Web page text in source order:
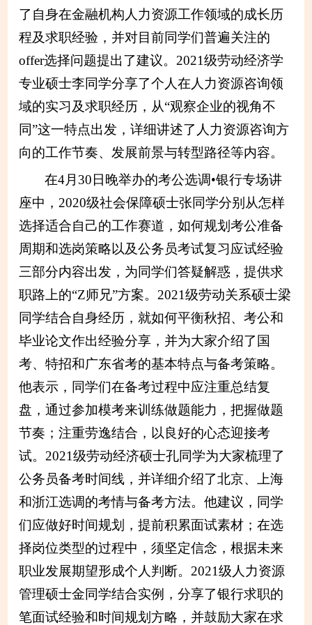
了自身在金融机构人力资源工作领域的成长历
程及求职经验，并对目前同学们普遍关注的
offer选择问题提出了建议。2021级劳动经济学
专业硕士李同学分享了个人在人力资源咨询领
域的实习及求职经历，从“观察企业的视角不
同”这一特点出发，详细讲述了人力资源咨询方
向的工作节奏、发展前景与转型路径等内容。
在4月30日晚举办的考公选调•银行专场讲
座中，2020级社会保障硕士张同学分别从怎样
选择适合自己的工作赛道，如何规划考公准备
周期和选岗策略以及公务员考试复习应试经验
三部分内容出发，为同学们答疑解惑，提供求
职路上的“Z师兄”方案。2021级劳动关系硕士梁
同学结合自身经历，就如何平衡秋招、考公和
毕业论文作出经验分享，并为大家介绍了国
考、特招和广东省考的基本特点与备考策略。
他表示，同学们在备考过程中应注重总结复
盘，通过参加模考来训练做题能力，把握做题
节奏；注重劳逸结合，以良好的心态迎接考
试。2021级劳动经济硕士孔同学为大家梳理了
公务员备考时间线，并详细介绍了北京、上海
和浙江选调的考情与备考方法。他建议，同学
们应做好时间规划，提前积累面试素材；在选
择岗位类型的过程中，须坚定信念，根据未来
职业发展期望形成个人判断。2021级人力资源
管理硕士金同学结合实例，分享了银行求职的
笔面试经验和时间规划方略，并鼓励大家在求